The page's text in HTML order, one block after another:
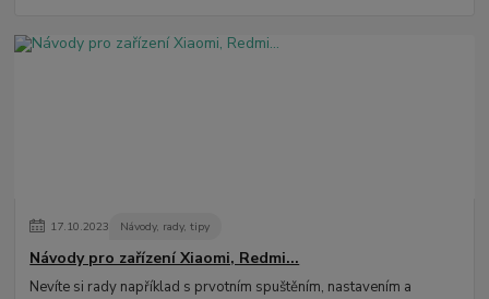
17.10.2023 Návody, rady, tipy
Návody pro zařízení Xiaomi, Redmi...
Nevíte si rady například s prvotním spuštěním, nastavením a